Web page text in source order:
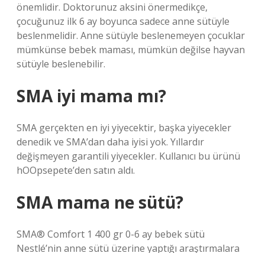
önemlidir. Doktorunuz aksini önermedikçe,
çocuğunuz ilk 6 ay boyunca sadece anne sütüyle
beslenmelidir. Anne sütüyle beslenemeyen çocuklar
mümkünse bebek maması, mümkün değilse hayvan
sütüyle beslenebilir.
SMA iyi mama mı?
SMA gerçekten en iyi yiyecektir, başka yiyecekler
denedik ve SMA’dan daha iyisi yok. Yıllardır
değişmeyen garantili yiyecekler. Kullanıcı bu ürünü
hOOpsepete’den satın aldı.
SMA mama ne sütü?
SMA® Comfort 1 400 gr 0-6 ay bebek sütü
Nestlé’nin anne sütü üzerine yaptığı araştırmalara